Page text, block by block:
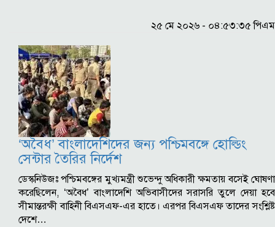
২৫ মে ২০২৬ - ০৪:৫৩:৩৫ পিএম
‘অবৈধ’ বাংলাদেশিদের জন্য পশ্চিমবঙ্গে হোল্ডিং
সেন্টার তৈরির নির্দেশ
ডেস্কনিউজঃ পশ্চিমবঙ্গের মুখ্যমন্ত্রী শুভেন্দু অধিকারী ক্ষমতায় বসেই ঘোষণা
করেছিলেন, ‘অবৈধ’ বাংলাদেশি অভিবাসীদের সরাসরি তুলে দেয়া হবে
সীমান্তরক্ষী বাহিনী বিএসএফ-এর হাতে। এরপর বিএসএফ তাদের সংশ্লিষ্ট
দেশে…